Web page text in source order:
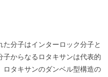
分子はインターロック分子と
からなるロタキサンは代表的
ロタキサンのダンベル型構造の